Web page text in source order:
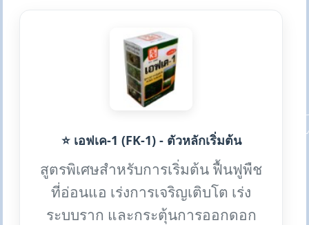
⭐ เอฟเค-1 (FK-1) - ตัวหลักเริ่มต้น
สูตรพิเศษสำหรับการเริ่มต้น ฟื้นฟูพืช
ที่อ่อนแอ เร่งการเจริญเติบโต เร่ง
ระบบราก และกระตุ้นการออกดอก